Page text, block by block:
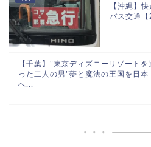
【沖縄】
バス交通
【千葉】"東京ディズニーリゾートを
った二人の男"夢と魔法の王国を日本
へ...